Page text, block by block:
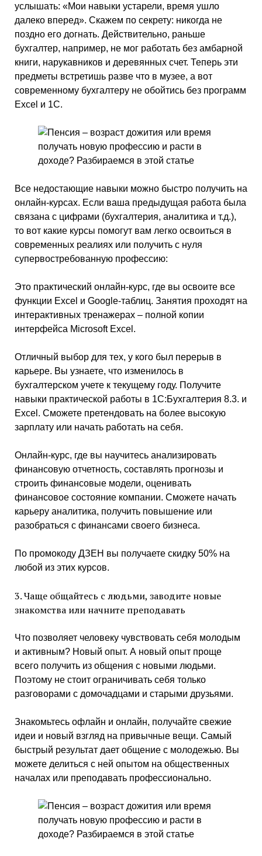
услышать: «Мои навыки устарели, время ушло
далеко вперед». Скажем по секрету: никогда не
поздно его догнать. Действительно, раньше
бухгалтер, например, не мог работать без амбарной
книги, нарукавников и деревянных счет. Теперь эти
предметы встретишь разве что в музее, а вот
современному бухгалтеру не обойтись без программ
Excel и 1С.
Все недостающие навыки можно быстро получить на
онлайн-курсах. Если ваша предыдущая работа была
связана с цифрами (бухгалтерия, аналитика и т.д.),
то вот какие курсы помогут вам легко освоиться в
современных реалиях или получить с нуля
супервостребованную профессию:
Это практический онлайн-курс, где вы освоите все
функции Excel и Google-таблиц. Занятия проходят на
интерактивных тренажерах – полной копии
интерфейса Microsoft Excel.
Отличный выбор для тех, у кого был перерыв в
карьере. Вы узнаете, что изменилось в
бухгалтерском учете к текущему году. Получите
навыки практической работы в 1С:Бухгалтерия 8.3. и
Excel. Сможете претендовать на более высокую
зарплату или начать работать на себя.
Онлайн-курс, где вы научитесь анализировать
финансовую отчетность, составлять прогнозы и
строить финансовые модели, оценивать
финансовое состояние компании. Сможете начать
карьеру аналитика, получить повышение или
разобраться с финансами своего бизнеса.
По промокоду ДЗЕН вы получаете скидку 50% на
любой из этих курсов.
3. Чаще общайтесь с людьми, заводите новые
знакомства или начните преподавать
Что позволяет человеку чувствовать себя молодым
и активным? Новый опыт. А новый опыт проще
всего получить из общения с новыми людьми.
Поэтому не стоит ограничивать себя только
разговорами с домочадцами и старыми друзьями.
Знакомьтесь офлайн и онлайн, получайте свежие
идеи и новый взгляд на привычные вещи. Самый
быстрый результат дает общение с молодежью. Вы
можете делиться с ней опытом на общественных
началах или преподавать профессионально.